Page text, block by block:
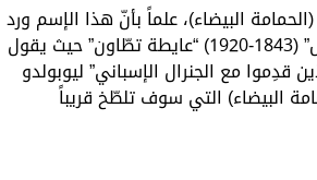
البيضاء)، علماً بأنّ هذا الإسم ورد
كذلك فى صدر رواية الكاتب الإسباني الكبير ” بينيتُو بيريث غالدُوس” (1843-1920) “عايطة تطّاون” حيث يقول
قدِموا مع الجنرال الإسباني” ليوبولدو
العسكرية الضّروس عليها عام 1860 (كالحمامة البيضاء) التي سوف تلطّخ قريباً